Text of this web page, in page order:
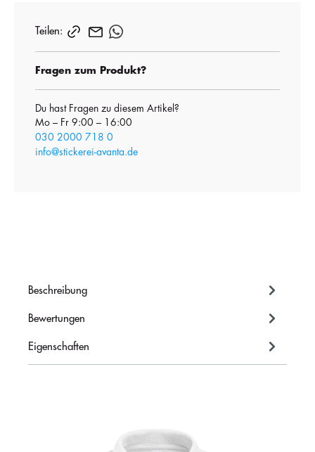
Teilen:
Fragen zum Produkt?
Du hast Fragen zu diesem Artikel?
Mo – Fr 9:00 – 16:00
030 2000 718 0
info@stickerei-avanta.de
Beschreibung
Bewertungen
Eigenschaften